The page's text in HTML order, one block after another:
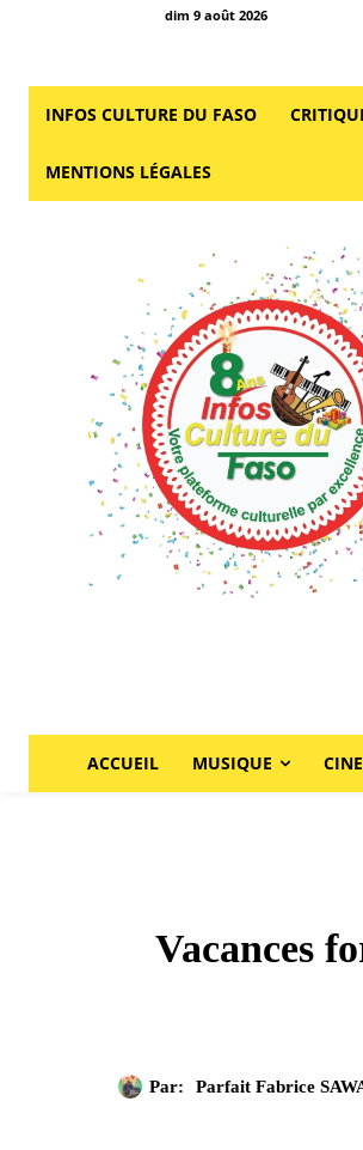
dim 9 août 2026
INFOS CULTURE DU FASO
MENTIONS LÉGALES
ACCUEIL MUSIQUE
Vacances
Par: Parfait Fabrice